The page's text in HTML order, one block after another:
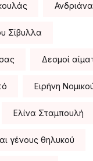
Σίβυλλα
Δεσμοί
Ειρήνη
Ελίνα Σταμπουλή
γένους θηλυκού